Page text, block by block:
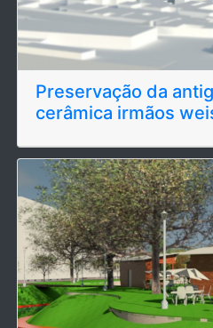
Preservação da
cerâmica irmãos